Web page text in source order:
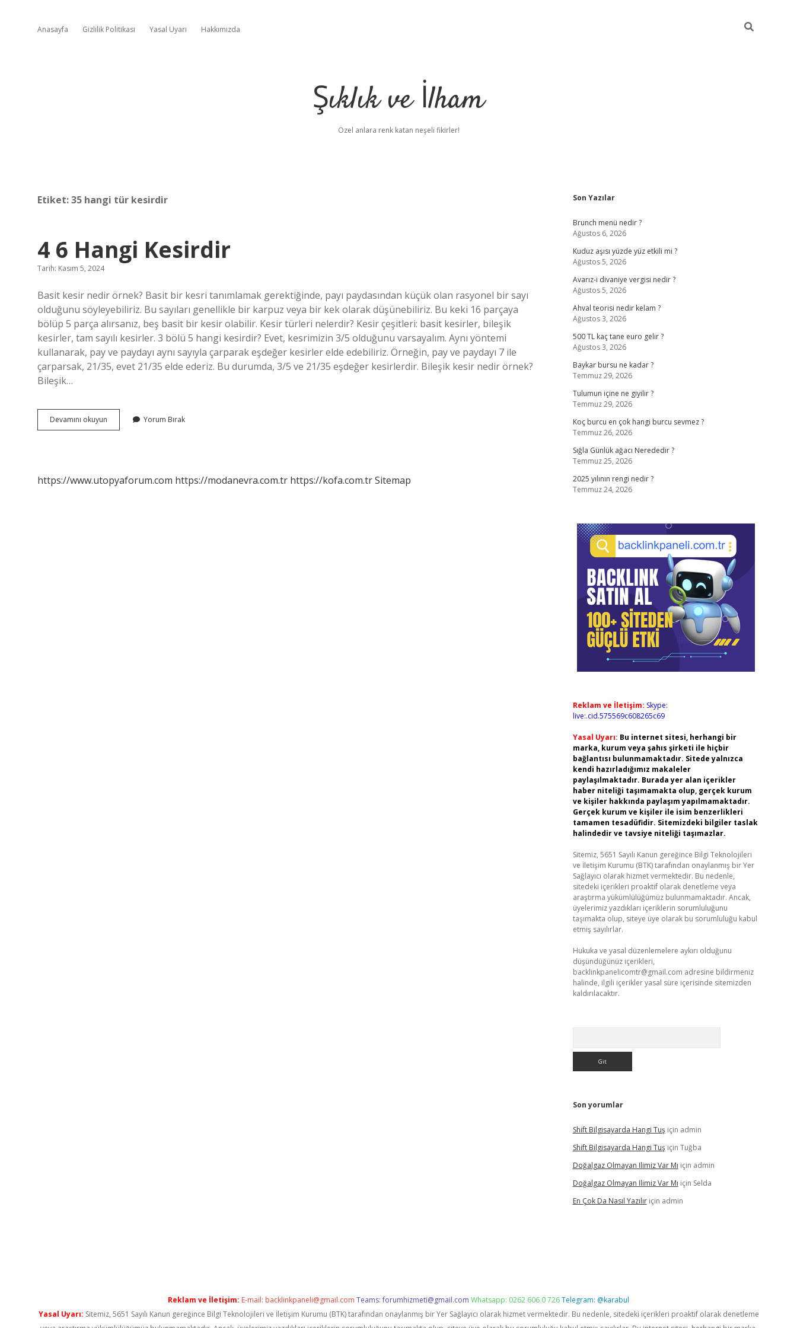
Anasayfa Gizlilik Politikası Yasal Uyarı Hakkımızda
Şıklık ve İlham
Özel anlara renk katan neşeli fikirler!
Etiket:35 hangi tür kesirdir
4 6 Hangi Kesirdir
Tarih: Kasım 5, 2024
Basit kesir nedir örnek? Basit bir kesri tanımlamak gerektiğinde, payı paydasından küçük olan rasyonel bir sayı
olduğunu söyleyebiliriz. Bu sayıları genellikle bir karpuz veya bir kek olarak düşünebiliriz. Bu keki 16 parçaya
bölüp 5 parça alırsanız, beş basit bir kesir olabilir. Kesir türleri nelerdir? Kesir çeşitleri: basit kesirler, bileşik
kesirler, tam sayılı kesirler. 3 bölü 5 hangi kesirdir? Evet, kesrimizin 3/5 olduğunu varsayalım. Aynı yöntemi
kullanarak, pay ve paydayı aynı sayıyla çarparak eşdeğer kesirler elde edebiliriz. Örneğin, pay ve paydayı 7 ile
çarparsak, 21/35, evet 21/35 elde ederiz. Bu durumda, 3/5 ve 21/35 eşdeğer kesirlerdir. Bileşik kesir nedir örnek?
Bileşik…
Devamını okuyun
6
Yorum Bırak
https://www.utopyaforum.com https://modanevra.com.tr https://kofa.com.trSitemap
Sidebar
Son Yazılar
Brunch menü nedir ?
Ağustos 6, 2026
Kuduz aşısı yüzde yüz etkili mi ?
Ağustos 5, 2026
Avarız-i divaniye vergisi nedir ?
Ağustos 5, 2026
Ahval teorisi nedir kelam ?
Ağustos 3, 2026
500 TL kaç tane euro gelir ?
Ağustos 3, 2026
Baykar bursu ne kadar ?
Temmuz 29, 2026
Tulumun içine ne giyilir ?
Temmuz 29, 2026
Koç burcu en çok hangi burcu sevmez ?
Temmuz 26, 2026
Sığla Günlük ağacı Nerededir ?
Temmuz 25, 2026
2025 yılının rengi nedir ?
Temmuz 24, 2026
Reklam ve İletişim: Skype:
live:.cid.575569c608265c69
Yasal Uyarı: Bu internet sitesi, herhangi bir
marka, kurum veya şahıs şirketi ile hiçbir
bağlantısı bulunmamaktadır. Sitede yalnızca
kendi hazırladığımız makaleler
paylaşılmaktadır. Burada yer alan içerikler
haber niteliği taşımamakta olup, gerçek kurum
ve kişiler hakkında paylaşım yapılmamaktadır.
Gerçek kurum ve kişiler ile isim benzerlikleri
tamamen tesadüfidir. Sitemizdeki bilgiler taslak
halindedir ve tavsiye niteliği taşımazlar.
Sitemiz, 5651 Sayılı Kanun gereğince Bilgi Teknolojileri
ve İletişim Kurumu (BTK) tarafından onaylanmış bir Yer
Sağlayıcı olarak hizmet vermektedir. Bu nedenle,
sitedeki içerikleri proaktif olarak denetleme veya
araştırma yükümlülüğümüz bulunmamaktadır. Ancak,
üyelerimiz yazdıkları içeriklerin sorumluluğunu
taşımakta olup, siteye üye olarak bu sorumluluğu kabul
etmiş sayılırlar.
Hukuka ve yasal düzenlemelere aykırı olduğunu
düşündüğünüz içerikleri,
backlinkpanelicomtr@gmail.com adresine bildirmeniz
halinde, ilgili içerikler yasal süre içerisinde sitemizden
kaldırılacaktır.
Son yorumlar
Shift Bilgisayarda Hangi Tuşiçin admin
Shift Bilgisayarda Hangi Tuşiçin Tuğba
Doğalgaz Olmayan Ilimiz Var Mı için admin
Doğalgaz Olmayan Ilimiz Var Mı için Selda
En Çok Da Nasıl Yazılıriçin admin
Reklam ve İletişim: E-mail: backlinkpaneli@gmail.com Teams:forumhizmeti@gmail.com Whatsapp: 0262 606 0 726Telegram: @karabul
Yasal Uyarı: Sitemiz, 5651 Sayılı Kanun gereğince Bilgi Teknolojileri ve İletişim Kurumu (BTK) tarafından onaylanmış bir Yer Sağlayıcı olarak hizmet vermektedir. Bu nedenle, sitedeki içerikleri proaktif olarak denetleme